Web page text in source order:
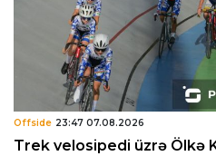
Offside 23:47 07.08.2026
Trek velosipedi üzrə Ölkə